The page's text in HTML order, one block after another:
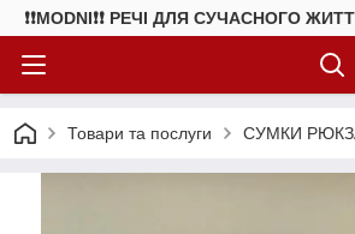
❗❗MODNI❗❗ РЕЧІ ДЛЯ СУЧАСНОГО
Товари та послуги СУМКИ